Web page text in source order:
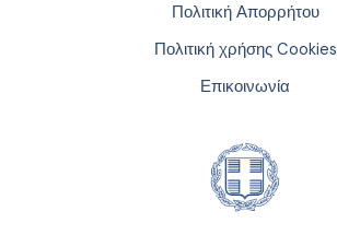
Πολιτική Απορρήτου
Πολιτική χρήσης Cookies
Επικοινωνία